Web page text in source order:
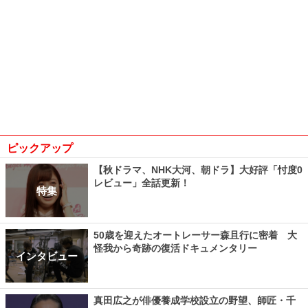
ピックアップ
特集
【秋ドラマ、NHK大河、朝ドラ】大好評「忖度0
レビュー」全話更新！
インタビュー
50歳を迎えたオートレーサー森且行に密着 大
怪我から奇跡の復活ドキュメンタリー
真田広之が俳優養成学校設立の野望、師匠・千